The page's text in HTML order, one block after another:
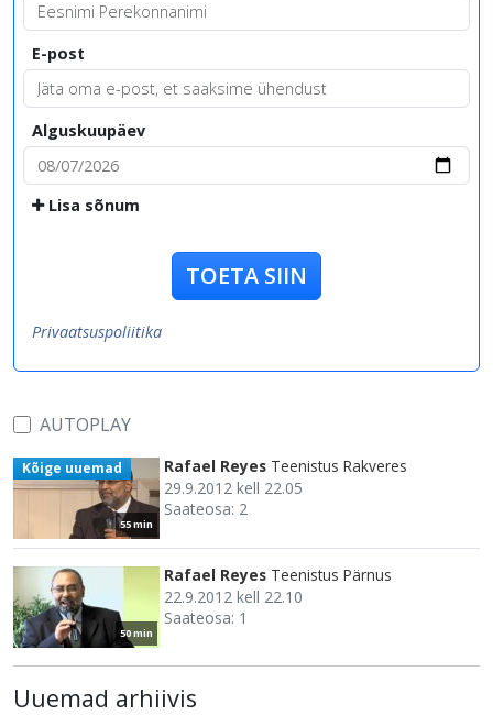
E-post
Alguskuupäev
Lisa sõnum
TOETA SIIN
Privaatsuspoliitika
AUTOPLAY
55 min
Kõige uuemad Rafael Reyes Teenistus Rakveres
29.9.2012 kell 22.05
Saateosa: 2
50 min
Rafael Reyes Teenistus Pärnus
22.9.2012 kell 22.10
Saateosa: 1
Uuemad arhiivis